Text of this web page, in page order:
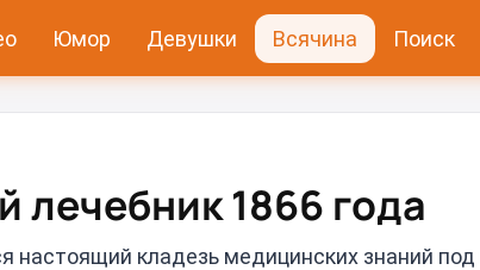
Юмор Девушки Всячина Поиск
1866 года
настоящий кладезь медицинских знаний